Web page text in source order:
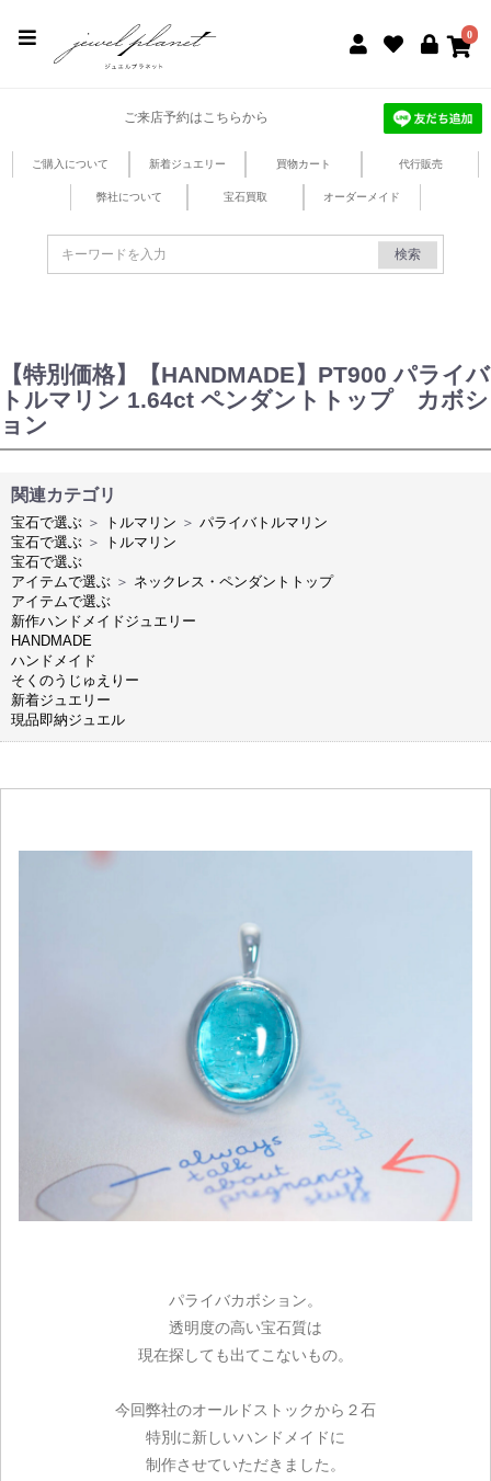
0
ご来店予約はこちらから
ご購入について 新着ジュエリー 買物カート 代行販売
弊社について 宝石買取 オーダーメイド
検索
【特別価格】【HANDMADE】PT900 パライバ
トルマリン 1.64ct ペンダントトップ カボシ
ョン
関連カテゴリ
宝石で選ぶ ＞ トルマリン ＞ パライバトルマリン
宝石で選ぶ ＞
トルマリン
宝石で選ぶ
アイテムで選ぶ ＞ ネックレス・ペンダントトップ
アイテムで選ぶ
新作ハンドメイドジュエリー
HANDMADE
ハンドメイド
そくのうじゅえりー
新着ジュエリー
現品即納ジュエル
パライバカボション。
透明度の高い宝石質は
現在探しても出てこないもの。
今回弊社のオールドストックから２石
特別に新しいハンドメイドに
制作させていただきました。